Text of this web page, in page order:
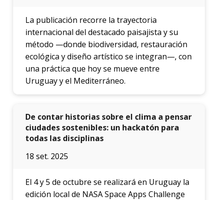
La publicación recorre la trayectoria
internacional del destacado paisajista y su
método —donde biodiversidad, restauración
ecológica y diseño artístico se integran—, con
una práctica que hoy se mueve entre
Uruguay y el Mediterráneo.
De contar historias sobre el clima a pensar
ciudades sostenibles: un hackatón para
todas las disciplinas
18 set. 2025
El 4 y 5 de octubre se realizará en Uruguay la
edición local de NASA Space Apps Challenge